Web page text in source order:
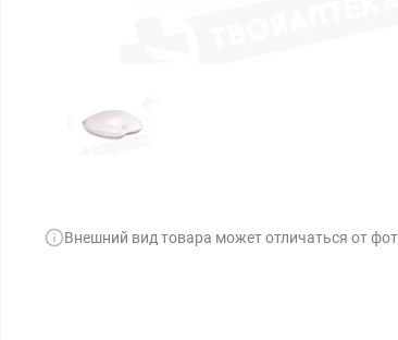
Внешний вид товара может отличаться от